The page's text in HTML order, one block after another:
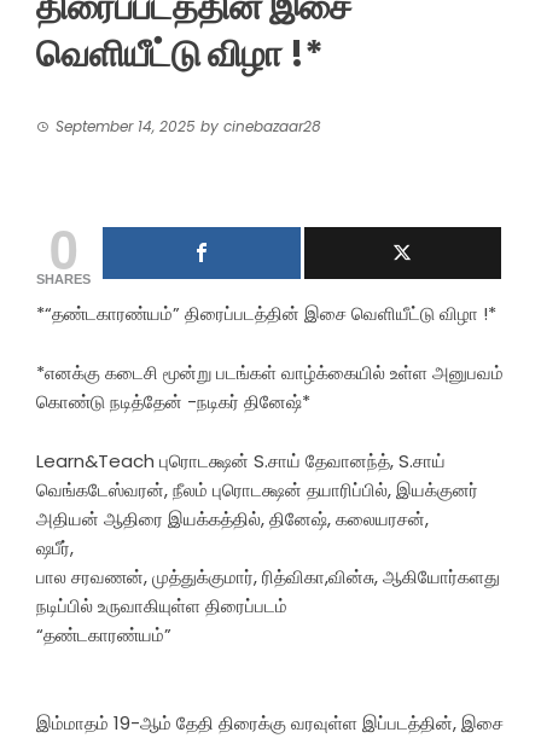
வெளியீட்டு விழா !*
September 14, 2025 by cinebazaar28
0
SHARES
*“தண்டகாரண்யம்” திரைப்படத்தின் இசை வெளியீட்டு விழா !*
*எனக்கு கடைசி மூன்று படங்கள் வாழ்க்கையில் உள்ள அனுபவம்
கொண்டு நடித்தேன் -நடிகர் தினேஷ்*
Learn&Teach புரொடக்ஷன் S.சாய் தேவானந்த், S.சாய்
வெங்கடேஸ்வரன், நீலம் புரொடக்ஷன் தயாரிப்பில், இயக்குனர்
அதியன் ஆதிரை இயக்கத்தில், தினேஷ், கலையரசன்,
ஷபீர்,
பால சரவணன், முத்துக்குமார், ரித்விகா,வின்சு, ஆகியோர்களது
நடிப்பில் உருவாகியுள்ள திரைப்படம்
“தண்டகாரண்யம்”
இம்மாதம் 19-ஆம் தேதி திரைக்கு வரவுள்ள இப்படத்தின், இசை